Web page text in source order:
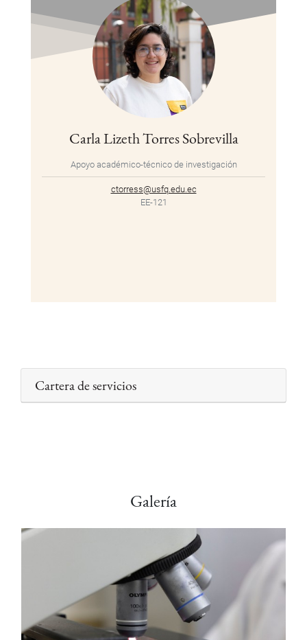
Carla Lizeth Torres Sobrevilla
Apoyo académico-técnico de investigación
ctorress@usfq.edu.ec
EE-121
Cartera de servicios
Galería